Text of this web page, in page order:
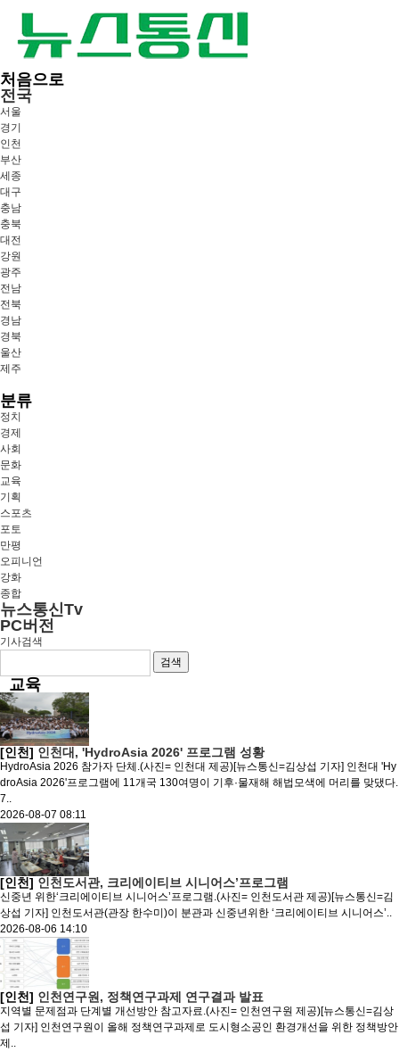
처음으로
전국
서울
경기
인천
부산
세종
대구
충남
충북
대전
강원
광주
전남
전북
경남
경북
울산
제주
분류
정치
경제
사회
문화
교육
기획
스포츠
포토
만평
오피니언
강화
종합
뉴스통신Tv
PC버전
기사검색
검색
교육
[인천] 인천대, 'HydroAsia 2026' 프로그램 성황
HydroAsia 2026 참가자 단체.(사진= 인천대 제공)[뉴스통신=김상섭 기자] 인천대 'Hy
droAsia 2026'프로그램에 11개국 130여명이 기후·물재해 해법모색에 머리를 맞댔다.
7..
2026-08-07 08:11
[인천] 인천도서관, 크리에이티브 시니어스’프로그램
신중년 위한‘크리에이티브 시니어스’프로그램.(사진= 인천도서관 제공)[뉴스통신=김
상섭 기자] 인천도서관(관장 한수미)이 분관과 신중년위한 ‘크리에이티브 시니어스’..
2026-08-06 14:10
[인천] 인천연구원, 정책연구과제 연구결과 발표
지역별 문제점과 단계별 개선방안 참고자료.(사진= 인천연구원 제공)[뉴스통신=김상
섭 기자] 인천연구원이 올해 정책연구과제로 도시형소공인 환경개선을 위한 정책방안
제..